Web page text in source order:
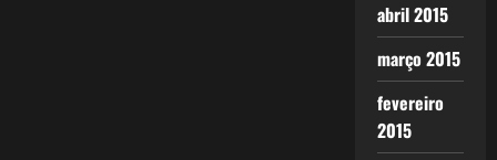
abril 2015
março 2015
fevereiro
2015